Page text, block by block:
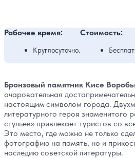
Рабочее время:
Круглосуточно.
Стоимость:
Бронзовый памятник Кисе
очаровательная
настоящим символом города.
литературного героя знаменитого
стульев» привлекает туристов со
Это место, где можно не только
фотографию на память, но и
наследию советской литературы.